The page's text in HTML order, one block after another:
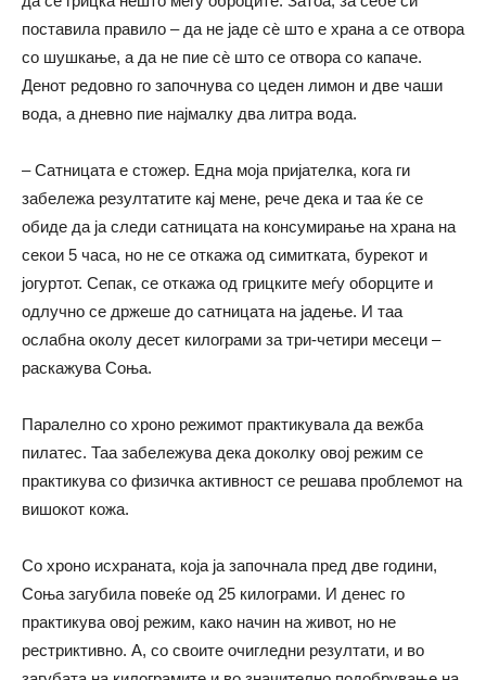
поставила правило – да не јаде сѐ што е храна а се отвора
со шушкање, а да не пие сѐ што се отвора со капаче.
Денот редовно го започнува со цеден лимон и две чаши
вода, а дневно пие најмалку два литра вода.
– Сатницата е стожер. Една моја пријателка, кога ги
забележа резултатите кај мене, рече дека и таа ќе се
обиде да ја следи сатницата на консумирање на храна на
секои 5 часа, но не се откажа од симитката, бурекот и
јогуртот. Сепак, се откажа од грицките меѓу оборците и
одлучно се држеше до сатницата на јадење. И таа
ослабна околу десет килограми за три-четири месеци –
раскажува Соња.
Паралелно со хроно режимот практикувала да вежба
пилатес. Таа забележува дека доколку овој режим се
практикува со физичка активност се решава проблемот на
вишокот кожа.
Со хроно исхраната, која ја започнала пред две години,
Соња загубила повеќе од 25 килограми. И денес го
практикува овој режим, како начин на живот, но не
рестриктивно. А, со своите очигледни резултати, и во